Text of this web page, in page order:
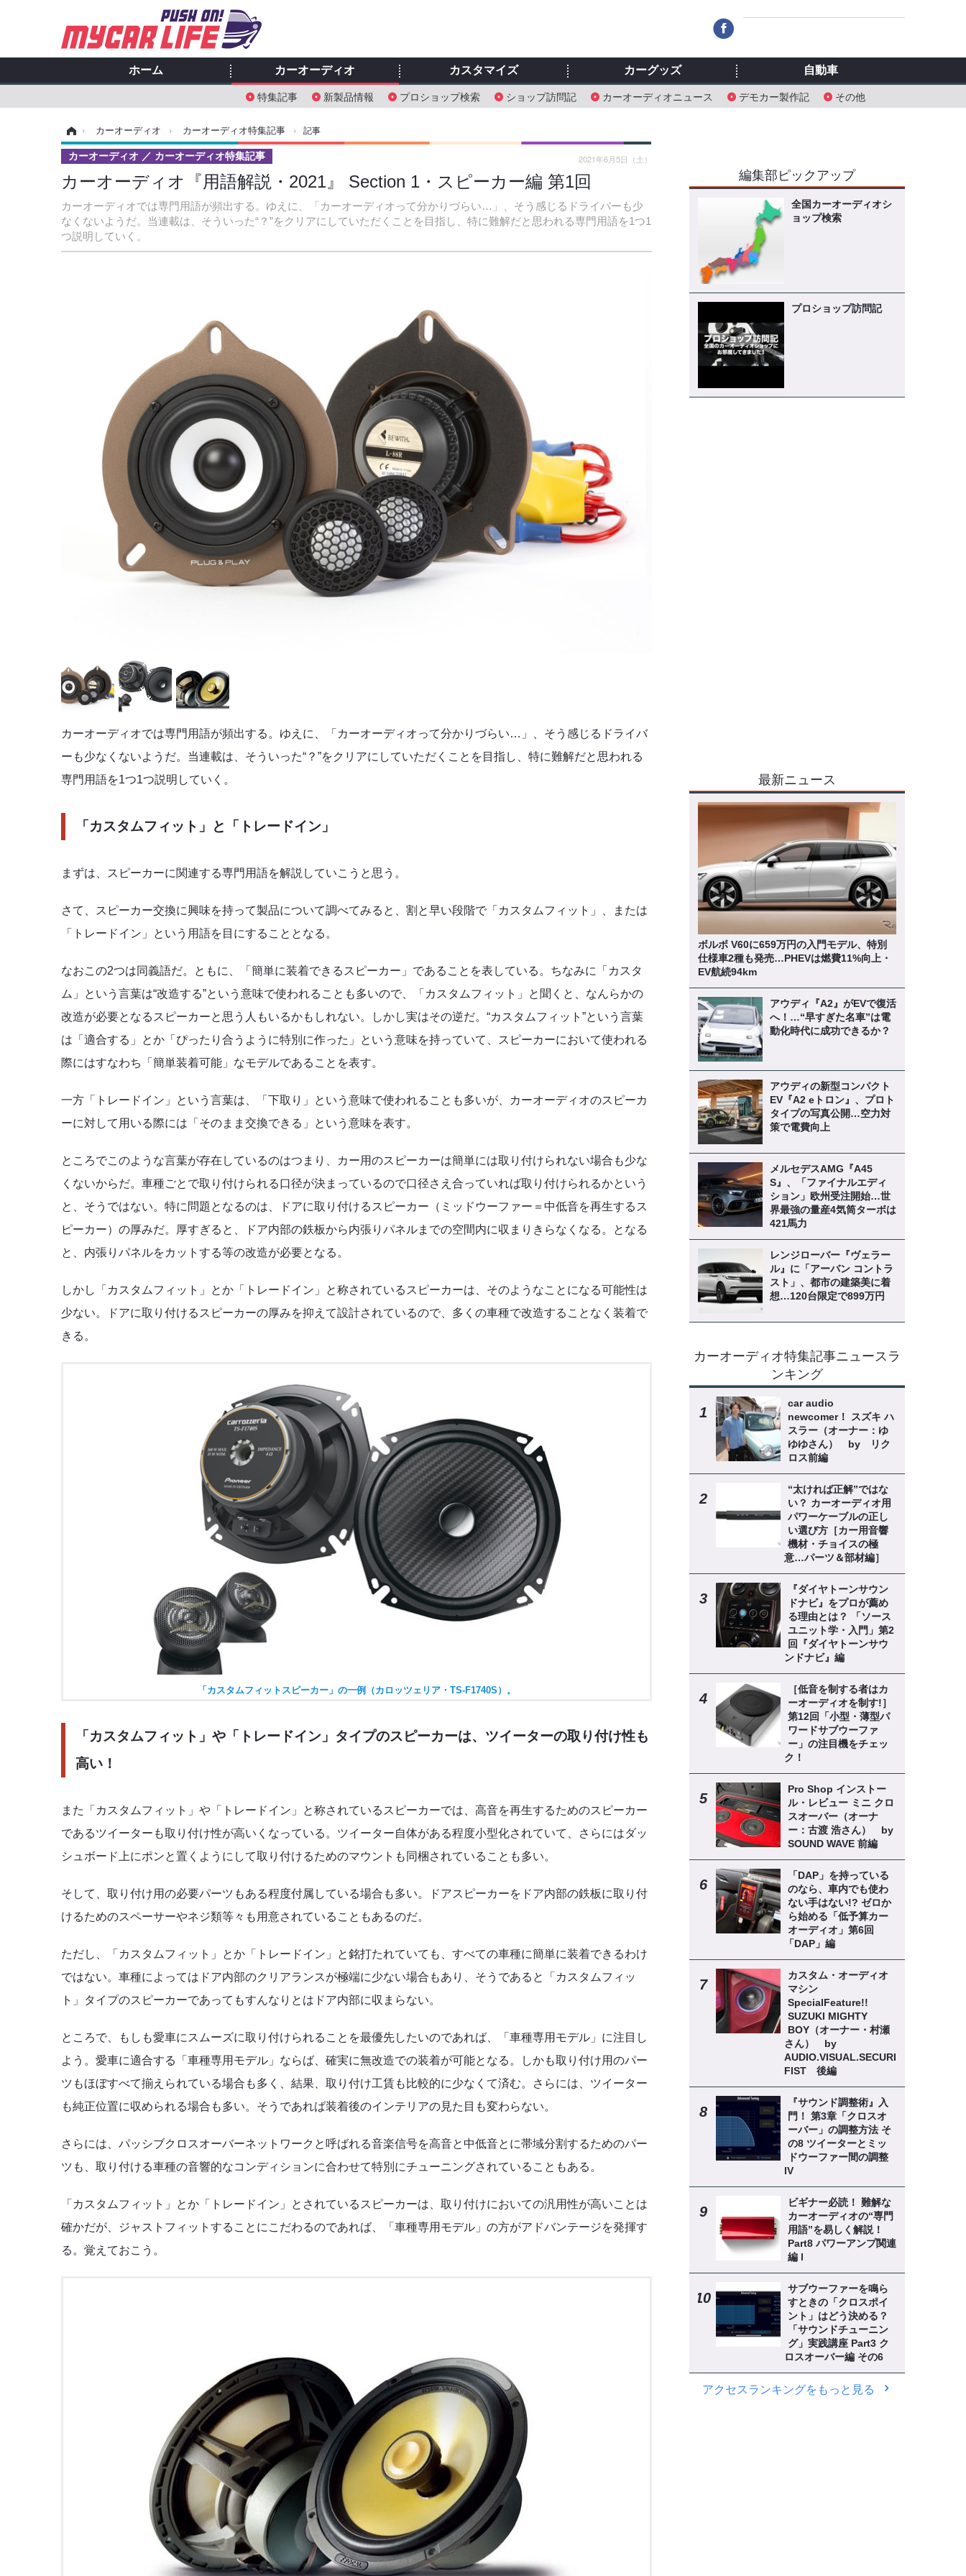
ホーム カーオーディオ
特集記事 新製品情報 プロショップ検索 ショップ訪問記 カーオーディオニュース デモカー製作記 その他
カスタマイズ カーグッズ 自動車
› カーオーディオ › カーオーディオ特集記事 › 記事
カーオーディオ『用語解説・2021』 Section 1・スピーカー編 第1回
カーオーディオでは専門用語が頻出する。ゆえに、「カーオーディオって分かりづらい…」、そう感じるドライバーも少
なくないようだ。当連載は、そういった“？”をクリアにしていただくことを目指し、特に難解だと思われる専門用語を1つ1
つ説明していく。
カーオーディオ カーオーディオ特集記事 2021年6月5日（土）
カーオーディオでは専門用語が頻出する。ゆえに、「カーオーディオって分かりづらい…」、そう感じるドライバ
ーも少なくないようだ。当連載は、そういった“？”をクリアにしていただくことを目指し、特に難解だと思われる
専門用語を1つ1つ説明していく。
「カスタムフィット」と「トレードイン」
まずは、スピーカーに関連する専門用語を解説していこうと思う。
さて、スピーカー交換に興味を持って製品について調べてみると、割と早い段階で「カスタムフィット」、または
「トレードイン」という用語を目にすることとなる。
なおこの2つは同義語だ。ともに、「簡単に装着できるスピーカー」であることを表している。ちなみに「カスタ
ム」という言葉は“改造する”という意味で使われることも多いので、「カスタムフィット」と聞くと、なんらかの
改造が必要となるスピーカーと思う人もいるかもしれない。しかし実はその逆だ。“カスタムフィット”という言葉
は「適合する」とか「ぴったり合うように特別に作った」という意味を持っていて、スピーカーにおいて使われる
際にはすなわち「簡単装着可能」なモデルであることを表す。
一方「トレードイン」という言葉は、「下取り」という意味で使われることも多いが、カーオーディオのスピーカ
ーに対して用いる際には「そのまま交換できる」という意味を表す。
ところでこのような言葉が存在しているのはつまり、カー用のスピーカーは簡単には取り付けられない場合も少な
くないからだ。車種ごとで取り付けられる口径が決まっているので口径さえ合っていれば取り付けられるかという
と、そうではない。特に問題となるのは、ドアに取り付けるスピーカー（ミッドウーファー＝中低音を再生するス
ピーカー）の厚みだ。厚すぎると、ドア内部の鉄板から内張りパネルまでの空間内に収まりきらなくなる。となる
と、内張りパネルをカットする等の改造が必要となる。
しかし「カスタムフィット」とか「トレードイン」と称されているスピーカーは、そのようなことになる可能性は
少ない。ドアに取り付けるスピーカーの厚みを抑えて設計されているので、多くの車種で改造することなく装着で
きる。
「カスタムフィットスピーカー」の一例（カロッツェリア・TS-F1740S）。
「カスタムフィット」や「トレードイン」タイプのスピーカーは、ツイーターの取り付け性も
高い！
また「カスタムフィット」や「トレードイン」と称されているスピーカーでは、高音を再生するためのスピーカー
であるツイーターも取り付け性が高いくなっている。ツイーター自体がある程度小型化されていて、さらにはダッ
シュボード上にポンと置くようにして取り付けるためのマウントも同梱されていることも多い。
そして、取り付け用の必要パーツもある程度付属している場合も多い。ドアスピーカーをドア内部の鉄板に取り付
けるためのスペーサーやネジ類等々も用意されていることもあるのだ。
ただし、「カスタムフィット」とか「トレードイン」と銘打たれていても、すべての車種に簡単に装着できるわけ
ではない。車種によってはドア内部のクリアランスが極端に少ない場合もあり、そうであると「カスタムフィッ
ト」タイプのスピーカーであってもすんなりとはドア内部に収まらない。
ところで、もしも愛車にスムーズに取り付けられることを最優先したいのであれば、「車種専用モデル」に注目し
よう。愛車に適合する「車種専用モデル」ならば、確実に無改造での装着が可能となる。しかも取り付け用のパー
ツもほぼすべて揃えられている場合も多く、結果、取り付け工賃も比較的に少なくて済む。さらには、ツイーター
も純正位置に収められる場合も多い。そうであれば装着後のインテリアの見た目も変わらない。
さらには、パッシブクロスオーバーネットワークと呼ばれる音楽信号を高音と中低音とに帯域分割するためのパー
ツも、取り付ける車種の音響的なコンディションに合わせて特別にチューニングされていることもある。
「カスタムフィット」とか「トレードイン」とされているスピーカーは、取り付けにおいての汎用性が高いことは
確かだが、ジャストフィットすることにこだわるのであれば、「車種専用モデル」の方がアドバンテージを発揮す
る。覚えておこう。
編集部ピックアップ
全国カーオーディオシ
ョップ検索
プロショップ訪問記
最新ニュース
ボルボ V60に659万円の入門モデル、特別
仕様車2種も発売…PHEVは燃費11%向上・
EV航続94km
アウディ『A2』がEVで復活
へ！…“早すぎた名車”は電
動化時代に成功できるか？
アウディの新型コンパクト
EV『A2 eトロン』、プロト
タイプの写真公開…空力対
策で電費向上
メルセデスAMG『A45
S』、「ファイナルエディ
ション」欧州受注開始…世
界最強の量産4気筒ターボは
421馬力
レンジローバー『ヴェラー
ル』に「アーバン コントラ
スト」、都市の建築美に着
想…120台限定で899万円
カーオーディオ特集記事ニュースラ
ンキング
car audio
newcomer！ スズキ ハ
スラー（オーナー：ゆ
ゆゆさん） by リク
ロス前編
“太ければ正解”ではな
い？ カーオーディオ用
パワーケーブルの正し
い選び方［カー用音響
機材・チョイスの極
意…パーツ＆部材編］
『ダイヤトーンサウン
ドナビ』をプロが薦め
る理由とは？ 「ソース
ユニット学・入門」第2
回『ダイヤトーンサウ
ンドナビ』編
［低音を制する者はカ
ーオーディオを制す!］
第12回「小型・薄型パ
ワードサブウーファ
ー」の注目機をチェッ
ク！
Pro Shop インストー
ル・レビュー ミニ クロ
スオーバー（オーナ
ー：古渡 浩さん） by
SOUND WAVE 前編
「DAP」を持っている
のなら、車内でも使わ
ない手はない!? ゼロか
ら始める「低予算カー
オーディオ」第6回
「DAP」編
カスタム・オーディオ
マシン
SpecialFeature!!
SUZUKI MIGHTY
BOY（オーナー・村瀬
さん） by
AUDIO.VISUAL.SECURITY
FIST 後編
『サウンド調整術』入
門！ 第3章「クロスオ
ーバー」の調整方法 そ
の8 ツイーターとミッ
ドウーファー間の調整
lV
ビギナー必読！ 難解な
カーオーディオの“専門
用語”を易しく解説！
Part8 パワーアンプ関連
編 l
サブウーファーを鳴ら
すときの「クロスポイ
ント」はどう決める？
「サウンドチューニン
グ」実践講座 Part3 ク
ロスオーバー編 その6
アクセスランキングをもっと見る